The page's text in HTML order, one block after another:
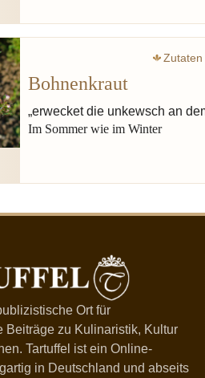
Zutaten
Bohnenkraut
„erwecket die unkewsch an
Im Sommer wie im Winter
Ort für
Beiträge zu Kulinaristik, Kultur
Tartuffel ist ein Online-
in Deutschland und abseits